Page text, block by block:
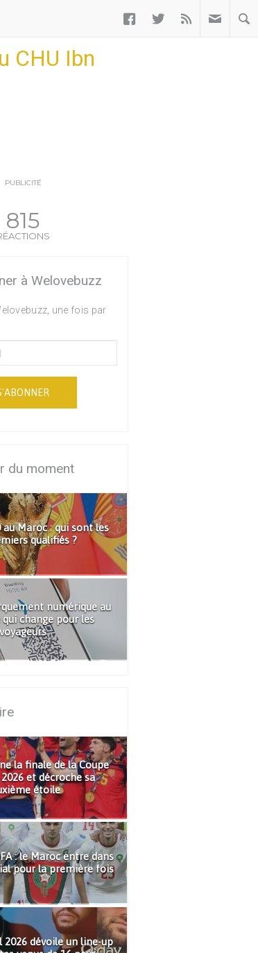
  
CHU Ibn
PUBLICITÉ
815
à Welovebuzz
une fois par
du moment
Maroc : qui sont les
qualifiés ?
numérique au
qui change pour les
voyageurs
la finale de la Coupe
et décroche sa
étoile
: le Maroc entre dans
pour la première fois
2026 dévoile un line-up